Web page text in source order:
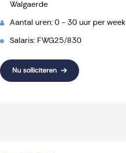
Walgaerde
Aantal uren: 0 - 30 uur per week
Salaris: FWG25/830
Nu solliciteren